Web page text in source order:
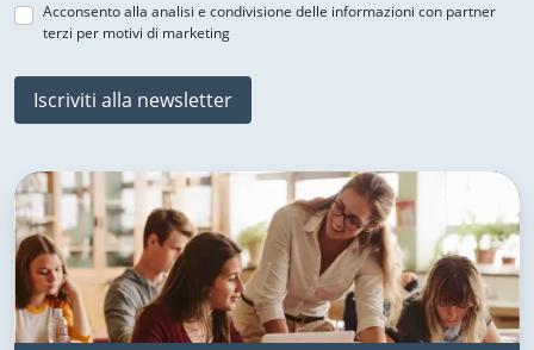
Acconsento alla analisi e condivisione delle informazioni con partner
terzi per motivi di marketing
Iscriviti alla newsletter